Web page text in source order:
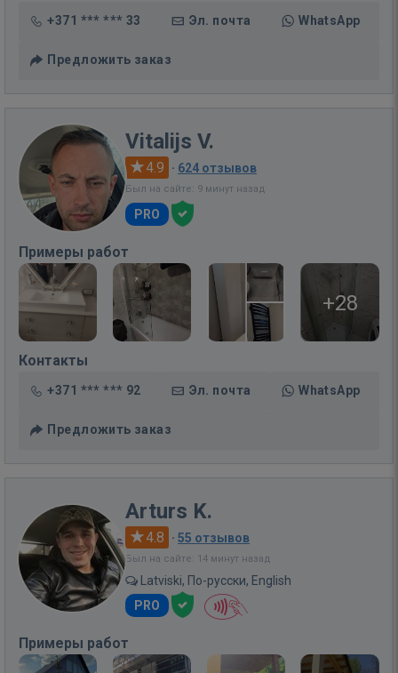
+371 *** *** 33 Эл. почта WhatsApp
Предложить заказ
Vitalijs V.
4.9 · 624 отзывов
Был на сайте: 9 минут назад
PRO
Примеры работ
+28
Контакты
+371 *** *** 92 Эл. почта WhatsApp
Предложить заказ
Arturs K.
4.8 · 55 отзывов
Был на сайте: 14 минут назад
Latviski, По-русски, English
PRO
Примеры работ